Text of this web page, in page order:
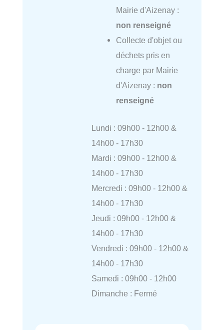
Mairie d'Aizenay :
non renseigné
Collecte d'objet ou
déchets pris en
charge par Mairie
d'Aizenay : non
renseigné
Lundi : 09h00 - 12h00 &
14h00 - 17h30
Mardi : 09h00 - 12h00 &
14h00 - 17h30
Mercredi : 09h00 - 12h00 &
14h00 - 17h30
Jeudi : 09h00 - 12h00 &
14h00 - 17h30
Vendredi : 09h00 - 12h00 &
14h00 - 17h30
Samedi : 09h00 - 12h00
Dimanche : Fermé